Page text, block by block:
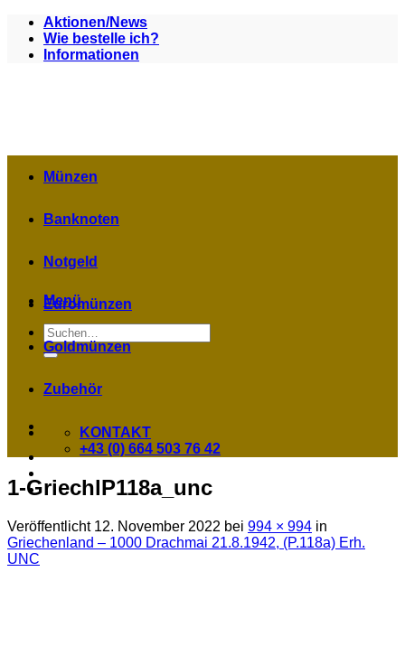
Zum
Inhalt
springen
Aktionen/News
Wie bestelle ich?
Informationen
Menü
Suchen
nach:
Münzen
Banknoten
Notgeld
Euromünzen
Goldmünzen
Zubehör
KONTAKT
+43 (0) 664 503 76 42
1-GriechlP118a_unc
Veröffentlicht 12. November 2022 bei 994 × 994 in
Griechenland – 1000 Drachmai 21.8.1942, (P.118a) Erh.
UNC